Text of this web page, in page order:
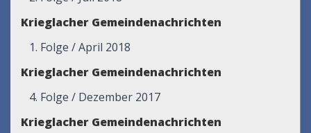
Krieglacher Gemeindenachrichten
1. Folge / April 2018
Krieglacher Gemeindenachrichten
4. Folge / Dezember 2017
Krieglacher Gemeindenachrichten